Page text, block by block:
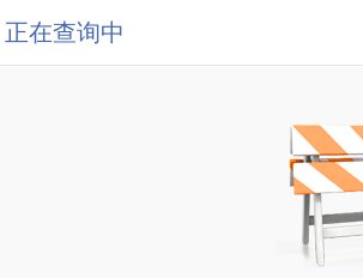
正在查询中